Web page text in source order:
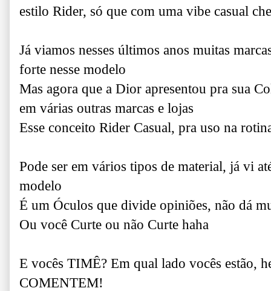
estilo Rider, só que com uma vibe casual
Já viamos nesses últimos anos muitas
forte nesse modelo
Mas agora que a Dior apresentou pra sua
em várias outras marcas e lojas
Esse conceito Rider Casual, pra uso na
Pode ser em vários tipos de material, já vi
modelo
É um Óculos que divide opiniões, não dá
Ou você Curte ou não Curte haha
E vocês TIMÊ? Em qual lado vocês estão,
COMENTEM!